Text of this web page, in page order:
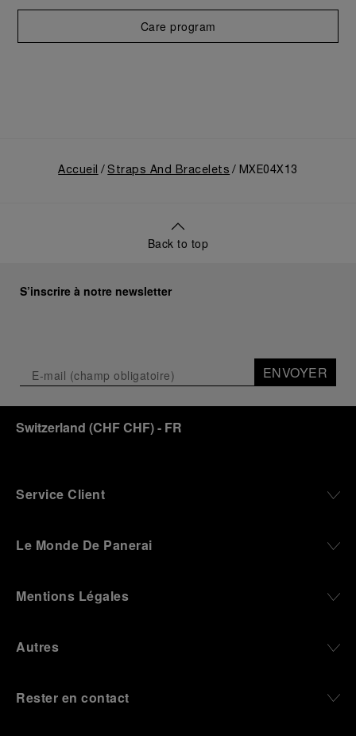
Care program
Accueil Straps And Bracelets MXE04X13
Back to top
S’inscrire à notre newsletter
ENVOYER
Switzerland (CHF CHF)- FR
Service Client
Le Monde De Panerai
Mentions Légales
Autres
Rester en contact